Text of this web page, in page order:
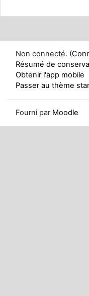
Non connecté. (
Résumé de
Obtenir l'app mobile
Passer au thème
Fourni par Moodle